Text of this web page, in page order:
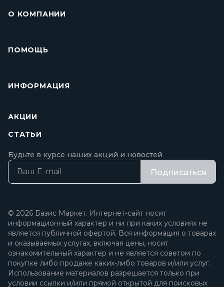
О КОМПАНИИ
ПОМОЩЬ
ИНФОРМАЦИЯ
АКЦИИ
СТАТЬИ
Будьте в курсе наших акций и новостей
Подписаться
© 2026 Базис Маркет. Интернет-сайт носит
информационный характер и ни при каких условиях не
является публичной офертой. Вся информация о товарах
и оказываемых услугах, включая цены, носит
ознакомительный характер и не является советом по
покупке либо продаже каких-либо товаров и/или услуг.
Использование материалов разрешается только при
условии ссылки и/или прямой открытой для поисковых